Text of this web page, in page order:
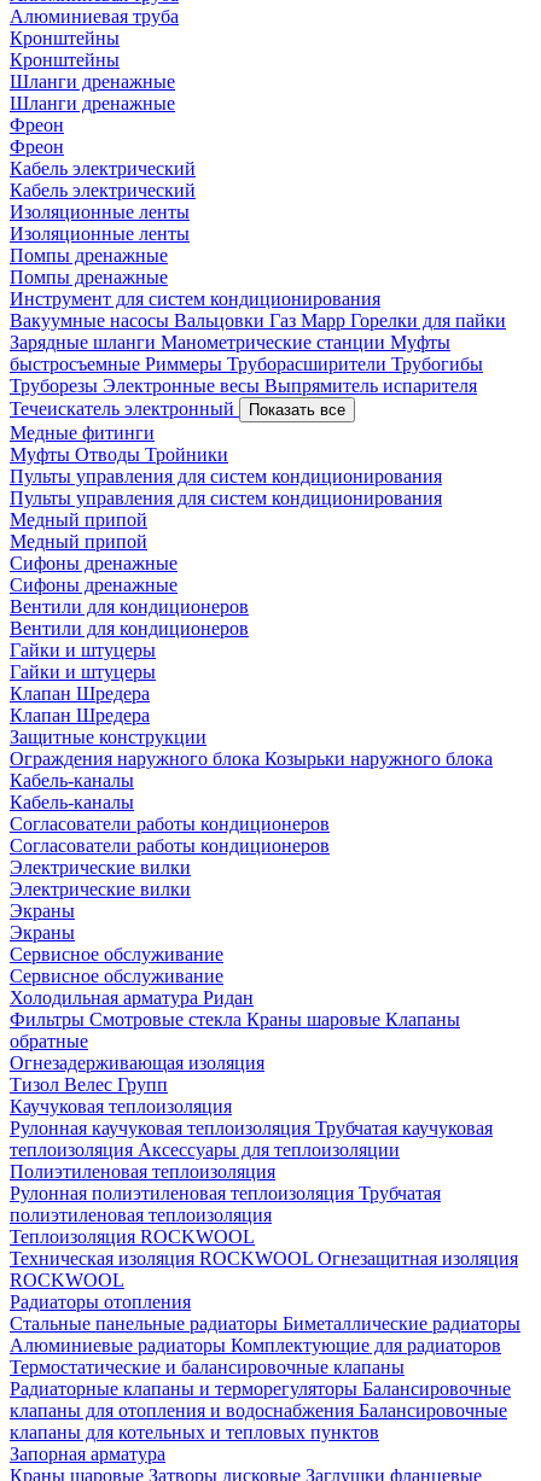
Алюминиевая труба
Кронштейны
Кронштейны
Шланги дренажные
Шланги дренажные
Фреон
Фреон
Кабель электрический
Кабель электрический
Изоляционные ленты
Изоляционные ленты
Помпы дренажные
Помпы дренажные
Инструмент для систем кондиционирования
Вакуумные насосы Вальцовки Газ Mapp Горелки для пайки
Зарядные шланги Манометрические станции Муфты
быстросъемные Риммеры Труборасширители Трубогибы
Труборезы Электронные весы Выпрямитель испарителя
Течеискатель электронный
Показать все
Медные фитинги
Муфты Отводы Тройники
Пульты управления для систем кондиционирования
Пульты управления для систем кондиционирования
Медный припой
Медный припой
Сифоны дренажные
Сифоны дренажные
Вентили для кондиционеров
Вентили для кондиционеров
Гайки и штуцеры
Гайки и штуцеры
Клапан Шредера
Клапан Шредера
Защитные конструкции
Ограждения наружного блока Козырьки наружного блока
Кабель-каналы
Кабель-каналы
Согласователи работы кондиционеров
Согласователи работы кондиционеров
Электрические вилки
Электрические вилки
Экраны
Экраны
Сервисное обслуживание
Сервисное обслуживание
Холодильная арматура Ридан
Фильтры Смотровые стекла Краны шаровые Клапаны
обратные
Огнезадерживающая изоляция
Тизол Велес Групп
Каучуковая теплоизоляция
Рулонная каучуковая теплоизоляция Трубчатая каучуковая
теплоизоляция Аксессуары для теплоизоляции
Полиэтиленовая теплоизоляция
Рулонная полиэтиленовая теплоизоляция Трубчатая
полиэтиленовая теплоизоляция
Теплоизоляция ROCKWOOL
Техническая изоляция ROCKWOOL Огнезащитная изоляция
ROCKWOOL
Радиаторы отопления
Стальные панельные радиаторы Биметаллические радиаторы
Алюминиевые радиаторы Комплектующие для радиаторов
Термостатические и балансировочные клапаны
Радиаторные клапаны и терморегуляторы Балансировочные
клапаны для отопления и водоснабжения Балансировочные
клапаны для котельных и тепловых пунктов
Запорная арматура
Краны шаровые Затворы дисковые Заглушки фланцевые